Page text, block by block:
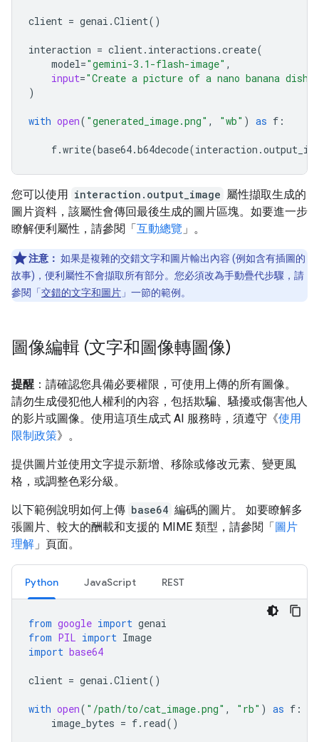
client = genai .Client()
interaction = client. interactions .create(
model="gemini-3.1-flash-image" ,
input="Create a picture of a nano banana
)
with open( "generated_image.png" , "wb" ) as f :
f.write(base64.b64decode(interaction .
您可以使用 interaction.output_image 屬性擷取生成的
圖片資料，該屬性會傳回最後生成的圖片區塊。如要進一步
瞭解便利屬性，請參閱「互動總覽 」。
注意： 如果是複雜的交錯文字和圖片輸出內容 (例如含有插圖的
故事)，便利屬性不會擷取所有部分。您必須改為手動疊代步驟，請
參閱「 交錯的文字和圖片 」一節的範例。
圖像編輯 (文字和圖像轉圖像)
提醒 ：請確認您具備必要權限，可使用上傳的所有圖像。
請勿生成侵犯他人權利的內容，包括欺騙、騷擾或傷害他人
的影片或圖像。使用這項生成式 AI 服務時，須遵守《使用
限制政策》。
提供圖片並使用文字提示新增、移除或修改元素、變更風
格，或調整色彩分級。
以下範例說明如何上傳 base64 編碼的圖片。 如要瞭解多
張圖片、較大的酬載和支援的 MIME 類型，請參閱「圖片
理解 」頁面。
Python JavaScript REST
from google import genai
from PIL import Image
import base64
client = genai .Client()
with open( "/path/to/cat_image.png" , "rb" ) as f :
image_bytes = f. read()